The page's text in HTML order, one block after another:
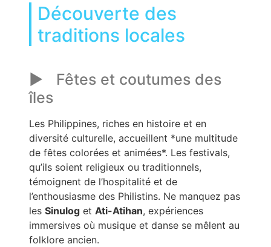
Découverte des
traditions locales
Fêtes et coutumes des
îles
Les Philippines, riches en histoire et en
diversité culturelle, accueillent *une multitude
de fêtes colorées et animées*. Les festivals,
qu’ils soient religieux ou traditionnels,
témoignent de l’hospitalité et de
l’enthousiasme des Philistins. Ne manquez pas
les Sinulog et Ati-Atihan, expériences
immersives où musique et danse se mêlent au
folklore ancien.